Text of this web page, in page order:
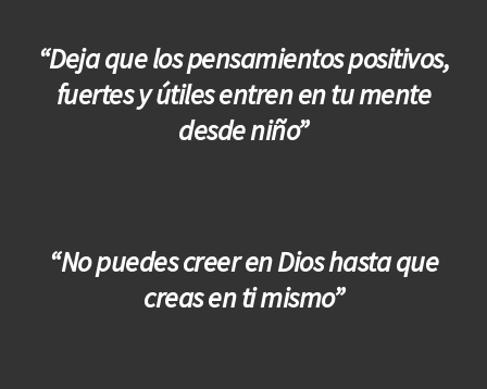
“Deja que los pensamientos positivos,
fuertes y útiles entren en tu mente
desde niño”
“No puedes creer en Dios hasta que
creas en ti mismo”